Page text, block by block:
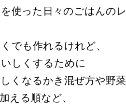
使った日々のごはんの
でも作れるけれど、
しくするために
くなるかき混ぜ方や野
える順など、